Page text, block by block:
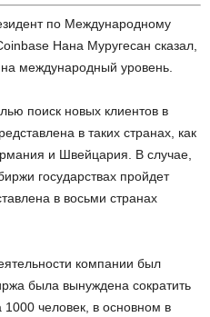
по Международному
Нана Муругесан сказал,
международный уровень.
поиск новых клиентов в
в таких странах, как
и Швейцария. В случае,
государствах пройдет
в восьми странах
компании был
была вынуждена сократить
человек, в основном в